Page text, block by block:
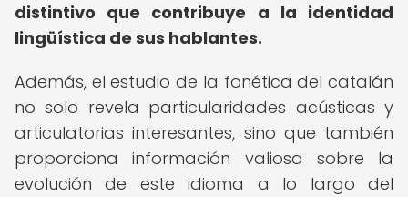
distintivo que contribuye a la identidad
lingüística de sus hablantes.
Además, el estudio de la fonética del catalán
no solo revela particularidades acústicas y
articulatorias interesantes, sino que también
proporciona información valiosa sobre la
evolución de este idioma a lo largo del